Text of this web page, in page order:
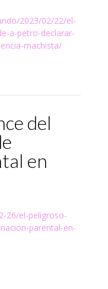
2023/02/22/el-
a-petro-declarar-
machista/
del
en
26/el-peligroso-
parental-en-